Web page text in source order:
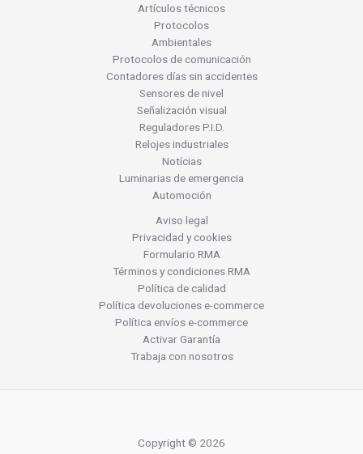
Artículos técnicos
Protocolos
Ambientales
Protocolos de comunicación
Contadores días sin accidentes
Sensores de nivel
Señalización visual
Reguladores P.I.D.
Relojes industriales
Notícias
Luminarias de emergencia
Automoción
Aviso legal
Privacidad y cookies
Formulario RMA
Términos y condiciones RMA
Política de calidad
Política devoluciones e-commerce
Política envíos e-commerce
Activar Garantía
Trabaja con nosotros
Copyright © 2026